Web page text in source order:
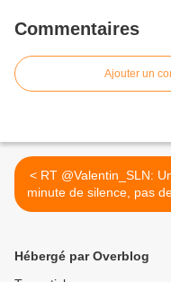
Commentaires
Ajouter un
< RT @Valentin_SLN: Une
minute de silence, pas
Hébergé par Overblog